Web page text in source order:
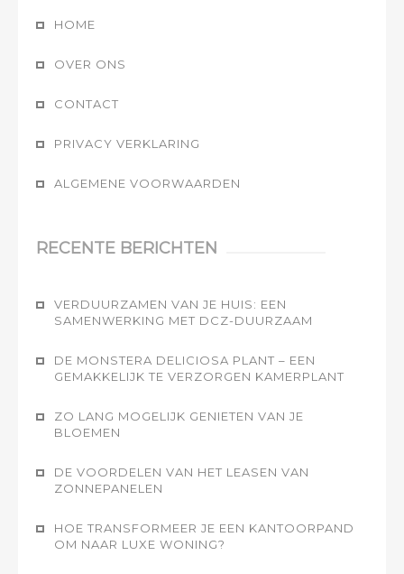
HOME
OVER ONS
CONTACT
PRIVACY VERKLARING
ALGEMENE VOORWAARDEN
RECENTE BERICHTEN
VERDUURZAMEN VAN JE HUIS: EEN
SAMENWERKING MET DCZ-DUURZAAM
DE MONSTERA DELICIOSA PLANT – EEN
GEMAKKELIJK TE VERZORGEN KAMERPLANT
ZO LANG MOGELIJK GENIETEN VAN JE
BLOEMEN
DE VOORDELEN VAN HET LEASEN VAN
ZONNEPANELEN
HOE TRANSFORMEER JE EEN KANTOORPAND
OM NAAR LUXE WONING?